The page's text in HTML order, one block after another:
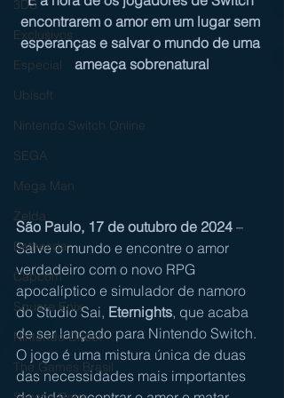
3DS
Exclusivos
Especial
Ubisoft
Nintendo Switch Online
SEGA
Mega Man
Zelda
Bethesda
Capcom
Square Enix
Nintendo Direct
The Games Brasil
encontrarem o amor em um lugar sem
esperanças e salvar o mundo de uma
ameaça sobrenatural
São Paulo, 17 de outubro de 2024 –
Salve o mundo e encontre o amor
verdadeiro com o novo RPG
apocalíptico e simulador de namoro
do Studio Sai, Eternights, que acaba
de ser lançado para Nintendo Switch.
O jogo é uma mistura única de duas
das necessidades mais importantes